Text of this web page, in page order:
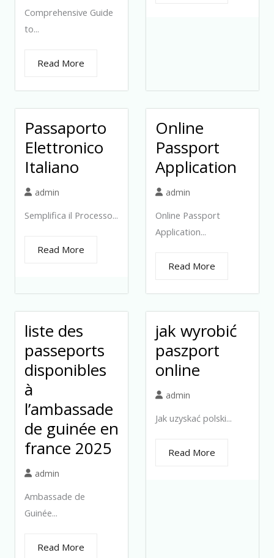
Comprehensive Guide
to...
Read More
Passaporto
Elettronico
Italiano
admin
Semplifica il Processo...
Read More
Online
Passport
Application
admin
Online Passport
Application...
Read More
liste des
passeports
disponibles
à
l’ambassade
de guinée en
france 2025
admin
Ambassade de
Guinée...
Read More
jak wyrobić
paszport
online
admin
Jak uzyskać polski...
Read More